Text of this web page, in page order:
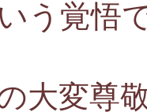
う覚悟
大変尊